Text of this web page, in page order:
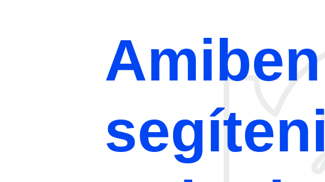
Amiben
segíteni